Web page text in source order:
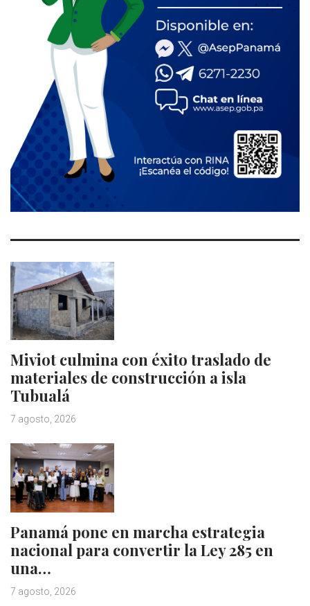
Miviot culmina con éxito traslado de
materiales de construcción a isla
Tubualá
7 agosto, 2026
Panamá pone en marcha estrategia
nacional para convertir la Ley 285 en
una…
7 agosto, 2026